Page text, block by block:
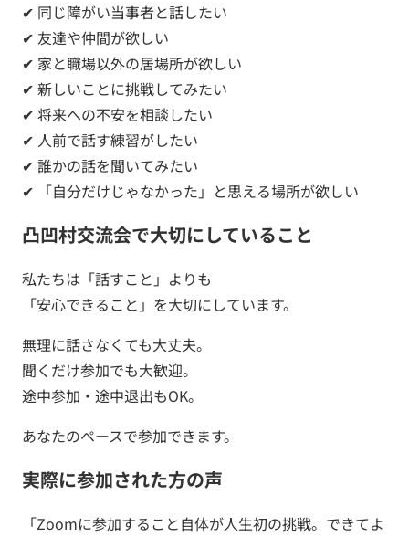
✔ 同じ障がい当事者と話したい
✔ 友達や仲間が欲しい
✔ 家と職場以外の居場所が欲しい
✔ 新しいことに挑戦してみたい
✔ 将来への不安を相談したい
✔ 人前で話す練習がしたい
✔ 誰かの話を聞いてみたい
✔ 「自分だけじゃなかった」と思える場所が欲しい
凸凹村交流会で大切にしていること
私たちは「話すこと」よりも
「安心できること」を大切にしています。
無理に話さなくても大丈夫。
聞くだけ参加でも大歓迎。
途中参加・途中退出もOK。
あなたのペースで参加できます。
実際に参加された方の声
「Zoomに参加すること自体が人生初の挑戦。できてよ